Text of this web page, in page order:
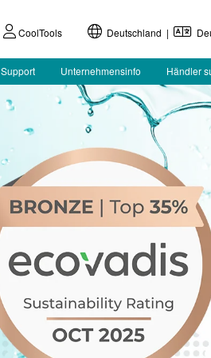
CoolTools Deutschland |
Support Unternehmensinfo Händler